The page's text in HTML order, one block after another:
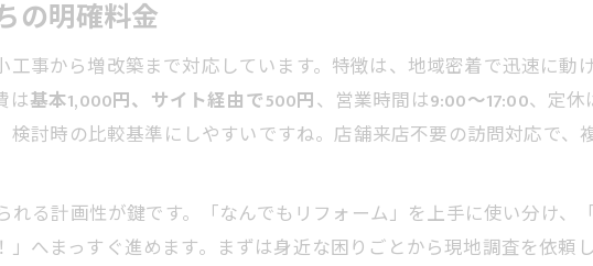
の明確料金
工事から増改築まで対応しています。特徴は、地域密着で迅速に動
は基本1,000円、サイト経由で500円、営業時間は9:00～17:00、定休
討時の比較基準にしやすいですね。店舗来店不要の訪問対応で、
る計画性が鍵です。「なんでもリフォーム」を上手に使い分け、
へまっすぐ進めます。まずは身近な困りごとから現地調査を依